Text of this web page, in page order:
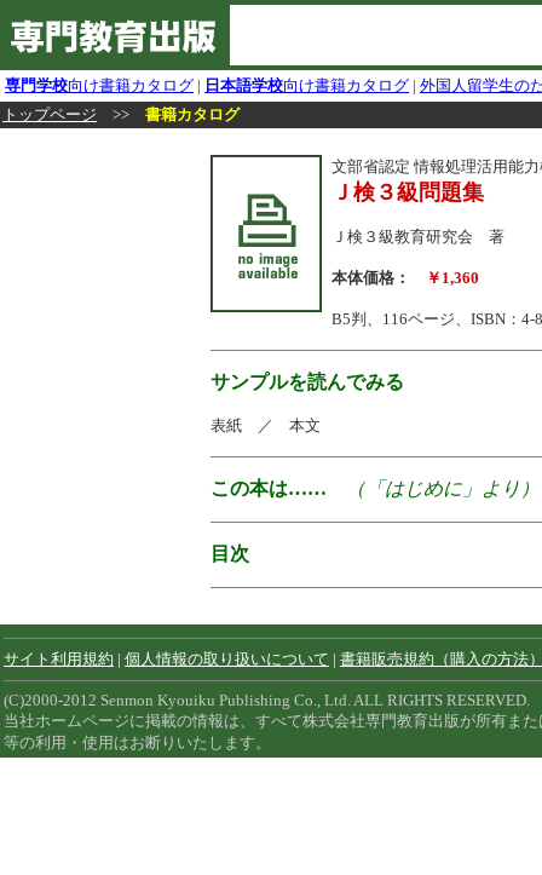
専門学校向け書籍カタログ | 日本語学校向け書籍カタログ | 外国人留学生の
トップページ >> 書籍カタログ
文部省認定 情報処理活用能
Ｊ検３級問題集
Ｊ検３級教育研究会 著
本体価格： ￥1,360
B5判、116ページ、ISBN：4-
サンプルを読んでみる
表紙 ／ 本文
この本は…… （「はじめに」より）
目次
サイト利用規約 | 個人情報の取り扱いについて | 書籍販売規約（購入の方法
(C)2000-2012 Senmon Kyouiku Publishing Co., Ltd. ALL RIGHTS RESERVED.
当社ホームページに掲載の情報は、すべて株式会社専門教育出版が所有ま
等の利用・使用はお断りいたします。